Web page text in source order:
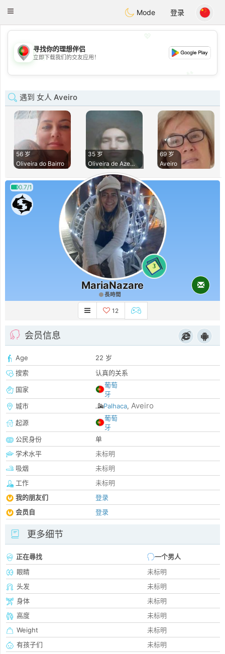
Portugues
Toggle
Mode 登录
💖
💕
寻找你的理想伴侣
立即下载我们的交友应用！
遇到 女人 Aveiro
56 岁
Oliveira do Bairro
35 岁
Oliveira de Azeméi
69 岁
Aveiro
0.7/1
3
MariaNazare
長時間
12
会员信息
Age
22 岁
搜索
认真的关系
国家
葡萄
牙
城市
Palhaca, Aveiro
起源
葡萄
牙
公民身份
单
学术水平
未标明
吸烟
未标明
工作
未标明
我的朋友们
登录
会员自
登录
更多细节
正在尋找
一个男人
眼睛
未标明
头发
未标明
身体
未标明
高度
未标明
Weight
未标明
有孩子们
未标明